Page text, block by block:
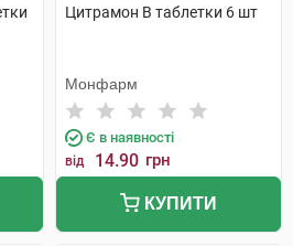
Цитрамон В таблетки 6 шт
Монфарм
Є в наявності
від 14.90 грн
КУПИТИ